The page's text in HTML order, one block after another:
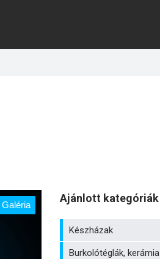
Galéria
Ajánlott kategóriák
Készházak
Burkolótéglák, kerámia